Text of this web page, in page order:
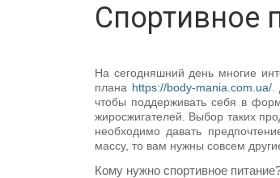
Спортивное
На сегодняшний день многие
плана https://body-mania.com.ua/.
чтобы поддерживать себя в
жиросжигателей. Выбор таких
необходимо давать
массу, то вам нужны совсем
Кому нужно спортивное